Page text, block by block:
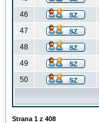
46
47
48
49
50
Strana 1 z 408